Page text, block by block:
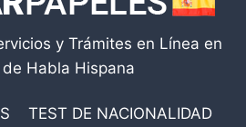
y Trámites en Línea en
de Habla Hispana
TEST DE NACIONALIDAD